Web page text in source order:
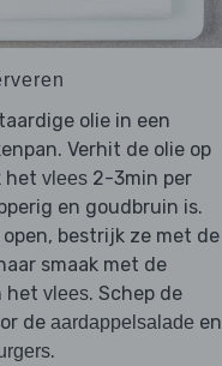
olie in een
Verhit de olie op
het vlees 2-3min per
en goudbruin is.
open, bestrijk ze met de
smaak met de
het vlees. Schep de
de aardappelsalade en
.